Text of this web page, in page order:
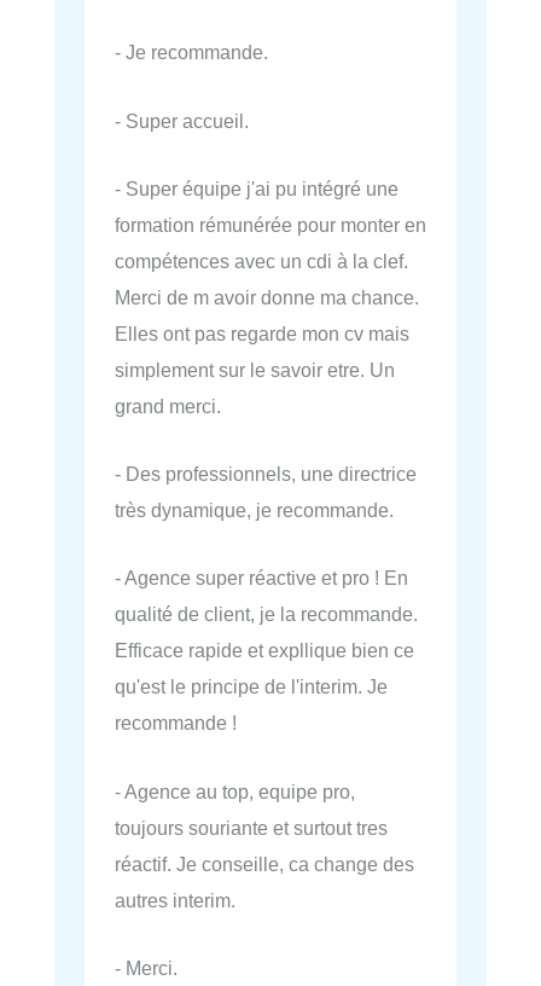
- Je recommande.
- Super accueil.
- Super équipe j'ai pu intégré une
formation rémunérée pour monter en
compétences avec un cdi à la clef.
Merci de m avoir donne ma chance.
Elles ont pas regarde mon cv mais
simplement sur le savoir etre. Un
grand merci.
- Des professionnels, une directrice
très dynamique, je recommande.
- Agence super réactive et pro ! En
qualité de client, je la recommande.
Efficace rapide et expllique bien ce
qu'est le principe de l'interim. Je
recommande !
- Agence au top, equipe pro,
toujours souriante et surtout tres
réactif. Je conseille, ca change des
autres interim.
- Merci.